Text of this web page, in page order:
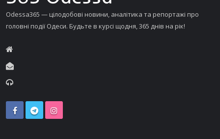
Odessa365 — цілодобові новини, аналітика та репортажі про
головні події Одеси. Будьте в курсі щодня, 365 днів на рік!